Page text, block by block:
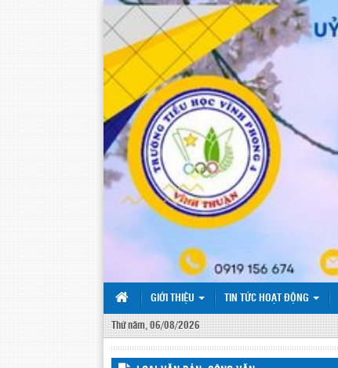
GIỚI THIỆU TIN TỨC HOẠT ĐỘNG
Thứ năm, 06/08/2026